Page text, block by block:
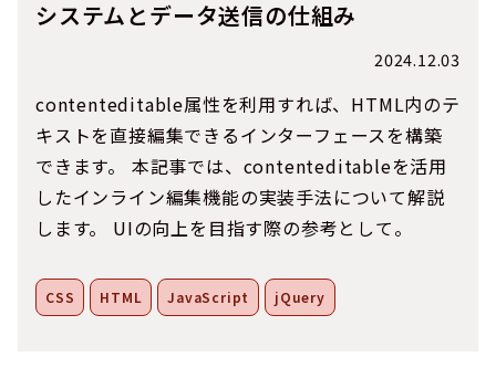
システムとデータ送信の仕組み
2024.12.03
contenteditable属性を利用すれば、HTML内のテ
キストを直接編集できるインターフェースを構築
できます。 本記事では、contenteditableを活用
したインライン編集機能の実装手法について解説
します。 UIの向上を目指す際の参考として。
CSS HTML JavaScript jQuery